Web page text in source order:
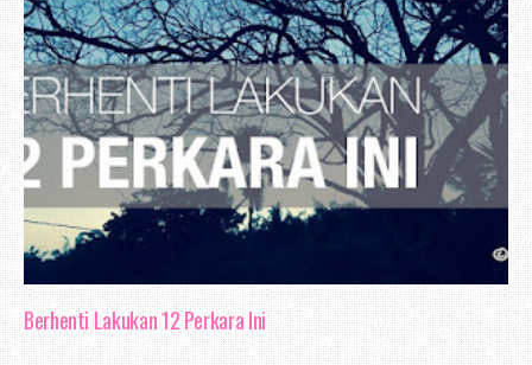
Berhenti Lakukan 12 Perkara Ini